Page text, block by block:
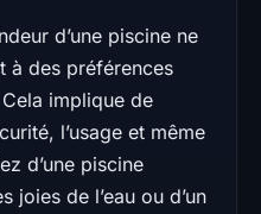
d’une piscine ne
à des préférences
implique de
l’usage et même
d’une piscine
de l’eau ou d’un